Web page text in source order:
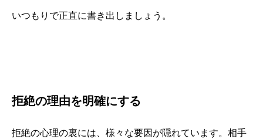
いつもりで正直に書き出しましょう。
拒絶の理由を明確にする
拒絶の心理の裏には、様々な要因が隠れています。相手